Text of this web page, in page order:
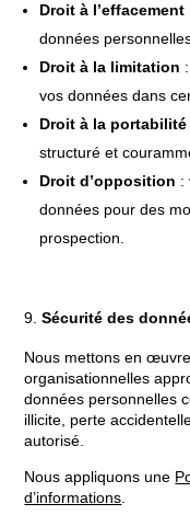
Droit à l’effacement
données
Droit à la limitation
vos données dans
Droit à la portabilité
structuré et
Droit d’opposition :
données pour des
prospection.
Sécurité des
Nous mettons en
organisationnelles
données personnelles
illicite, perte
autorisé.
Nous appliquons une
d’informations